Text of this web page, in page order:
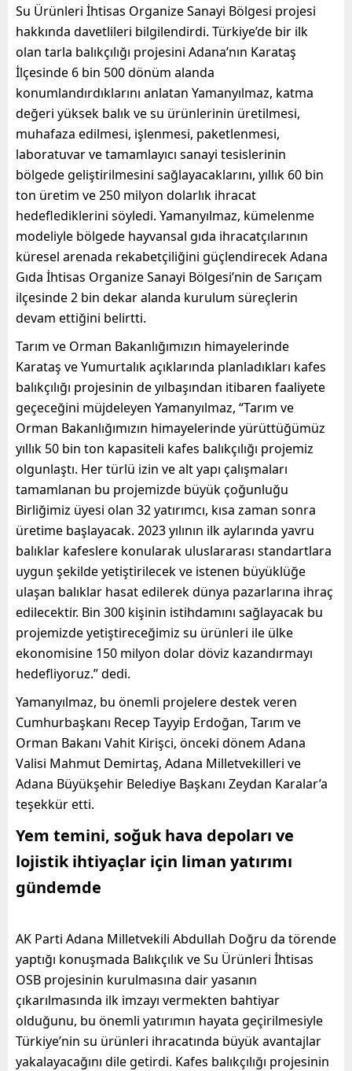
Su Ürünleri İhtisas Organize Sanayi Bölgesi projesi
hakkında davetlileri bilgilendirdi. Türkiye’de bir ilk
olan tarla balıkçılığı projesini Adana’nın Karataş
İlçesinde 6 bin 500 dönüm alanda
konumlandırdıklarını anlatan Yamanyılmaz, katma
değeri yüksek balık ve su ürünlerinin üretilmesi,
muhafaza edilmesi, işlenmesi, paketlenmesi,
laboratuvar ve tamamlayıcı sanayi tesislerinin
bölgede geliştirilmesini sağlayacaklarını, yıllık 60 bin
ton üretim ve 250 milyon dolarlık ihracat
hedeflediklerini söyledi. Yamanyılmaz, kümelenme
modeliyle bölgede hayvansal gıda ihracatçılarının
küresel arenada rekabetçiliğini güçlendirecek Adana
Gıda İhtisas Organize Sanayi Bölgesi’nin de Sarıçam
ilçesinde 2 bin dekar alanda kurulum süreçlerin
devam ettiğini belirtti.
Tarım ve Orman Bakanlığımızın himayelerinde
Karataş ve Yumurtalık açıklarında planladıkları kafes
balıkçılığı projesinin de yılbaşından itibaren faaliyete
geçeceğini müjdeleyen Yamanyılmaz, “Tarım ve
Orman Bakanlığımızın himayelerinde yürüttüğümüz
yıllık 50 bin ton kapasiteli kafes balıkçılığı projemiz
olgunlaştı. Her türlü izin ve alt yapı çalışmaları
tamamlanan bu projemizde büyük çoğunluğu
Birliğimiz üyesi olan 32 yatırımcı, kısa zaman sonra
üretime başlayacak. 2023 yılının ilk aylarında yavru
balıklar kafeslere konularak uluslararası standartlara
uygun şekilde yetiştirilecek ve istenen büyüklüğe
ulaşan balıklar hasat edilerek dünya pazarlarına ihraç
edilecektir. Bin 300 kişinin istihdamını sağlayacak bu
projemizde yetiştireceğimiz su ürünleri ile ülke
ekonomisine 150 milyon dolar döviz kazandırmayı
hedefliyoruz.” dedi.
Yamanyılmaz, bu önemli projelere destek veren
Cumhurbaşkanı Recep Tayyip Erdoğan, Tarım ve
Orman Bakanı Vahit Kirişci, önceki dönem Adana
Valisi Mahmut Demirtaş, Adana Milletvekilleri ve
Adana Büyükşehir Belediye Başkanı Zeydan Karalar’a
teşekkür etti.
Yem temini, soğuk hava depoları ve
lojistik ihtiyaçlar için liman yatırımı
gündemde
AK Parti Adana Milletvekili Abdullah Doğru da törende
yaptığı konuşmada Balıkçılık ve Su Ürünleri İhtisas
OSB projesinin kurulmasına dair yasanın
çıkarılmasında ilk imzayı vermekten bahtiyar
olduğunu, bu önemli yatırımın hayata geçirilmesiyle
Türkiye’nin su ürünleri ihracatında büyük avantajlar
yakalayacağını dile getirdi. Kafes balıkçılığı projesinin